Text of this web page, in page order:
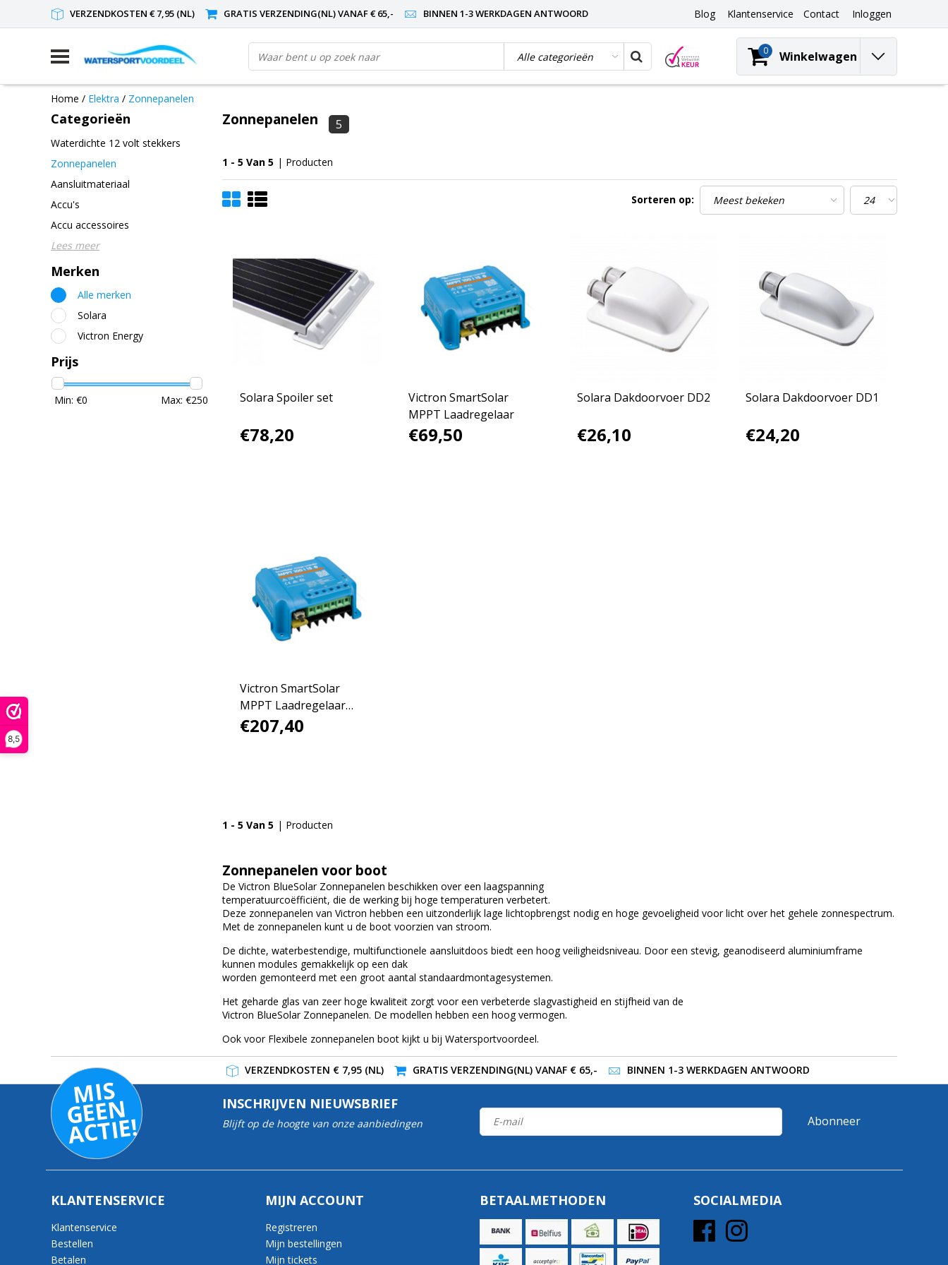
8,5
VERZENDKOSTEN € 7,95 (NL) GRATIS VERZENDING(NL) VANAF € 65,- BINNEN 1-3 WERKDAGEN ANTWOORD Blog Klantenservice Contact Inloggen
0 Winkelwagen
Home / Elektra / Zonnepanelen
Categorieën
Waterdichte 12 volt stekkers
Zonnepanelen
Aansluitmateriaal
Accu's
Accu accessoires
Lees meer
Merken
Alle merken
Solara
Victron Energy
Prijs
Min: €0 Max: €250
Zonnepanelen 5
1 - 5 Van 5 | Producten
Sorteren op:
Solara Spoiler set
€78,20
Victron SmartSolar
MPPT Laadregelaar
€69,50
Solara Dakdoorvoer DD2
€26,10
Solara Dakdoorvoer DD1
€24,20
Victron SmartSolar
MPPT Laadregelaar
150/35
€207,40
1 - 5 Van 5 | Producten
Zonnepanelen voor boot
De Victron BlueSolar Zonnepanelen beschikken over een laagspanning
temperatuurcoëfficiënt, die de werking bij hoge temperaturen verbetert.
Deze zonnepanelen van Victron hebben een uitzonderlijk lage lichtopbrengst nodig en hoge gevoeligheid voor licht over het gehele zonnespectrum.
Met de zonnepanelen kunt u de boot voorzien van stroom.
De dichte, waterbestendige, multifunctionele aansluitdoos biedt een hoog veiligheidsniveau. Door een stevig, geanodiseerd aluminiumframe
kunnen modules gemakkelijk op een dak
worden gemonteerd met een groot aantal standaardmontagesystemen.
Het geharde glas van zeer hoge kwaliteit zorgt voor een verbeterde slagvastigheid en stijfheid van de
Victron BlueSolar Zonnepanelen. De modellen hebben een hoog vermogen.
Ook voor Flexibele zonnepanelen boot kijkt u bij Watersportvoordeel.
VERZENDKOSTEN € 7,95 (NL) GRATIS VERZENDING(NL) VANAF € 65,- BINNEN 1-3 WERKDAGEN ANTWOORD
MI
S
G
E
E
N
A
C
TI
E!
INSCHRIJVEN NIEUWSBRIEF
Blijft op de hoogte van onze aanbiedingen Abonneer
KLANTENSERVICE
Klantenservice
Bestellen
Betalen
MIJN ACCOUNT
Registreren
Mijn bestellingen
Mijn tickets
BETAALMETHODEN SOCIALMEDIA